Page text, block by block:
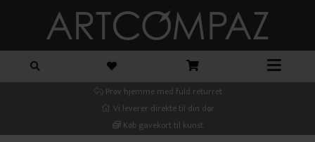
Prøv hjemme med fuld returret
Vi leverer direkte til din dør
Køb gavekort til kunst